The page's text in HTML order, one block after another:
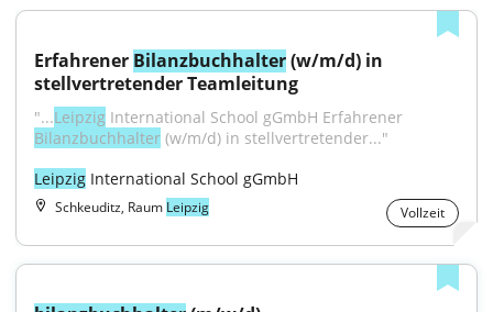
Erfahrener Bilanzbuchhalter (w/m/d) in
stellvertretender Teamleitung
"...Leipzig
Bilanzbuchhalter (w/m/d) in stellvertretender..."
Leipzig International School gGmbH
Schkeuditz, Raum Leipzig Vollzeit